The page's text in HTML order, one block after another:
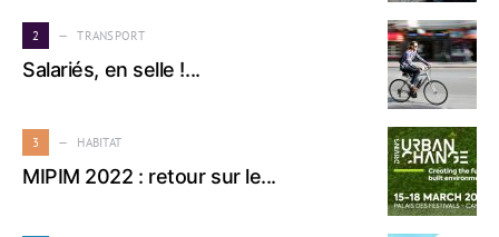
2 TRANSPORT
Salariés, en selle !...
3 HABITAT
MIPIM 2022 : retour sur le...